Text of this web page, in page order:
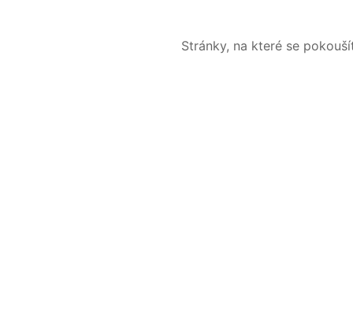
Stránky, na které se